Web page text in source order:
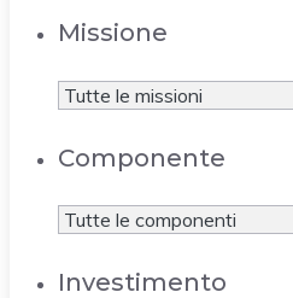
Missione
Componente
Investimento